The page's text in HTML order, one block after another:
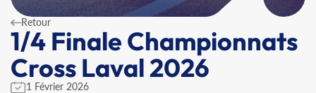
Retour
1/4 Finale Championnats
Cross Laval 2026
1 Février 2026